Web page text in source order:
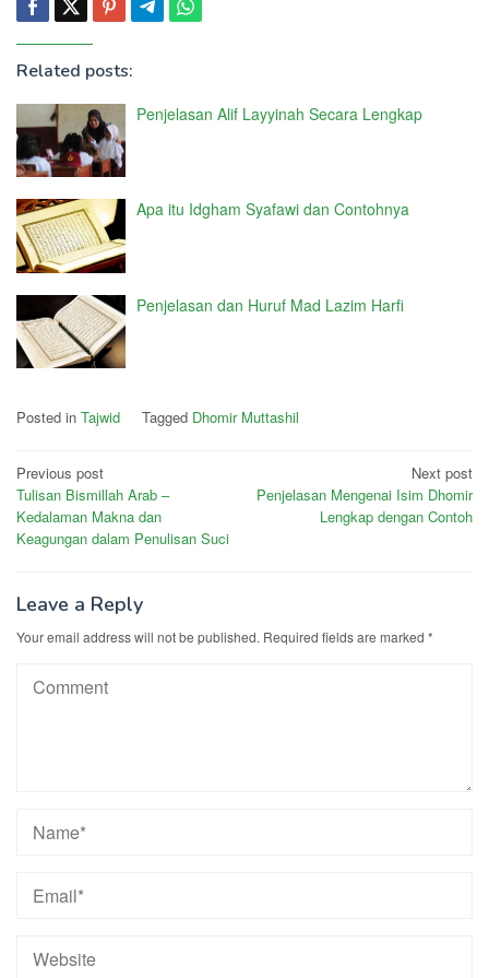
Related posts:
Penjelasan Alif Layyinah Secara Lengkap
Apa itu Idgham Syafawi dan Contohnya
Penjelasan dan Huruf Mad Lazim Harfi
Posted in Tajwid Tagged Dhomir Muttashil
Post
navigation
Previous post
Tulisan Bismillah Arab –
Kedalaman Makna dan
Keagungan dalam Penulisan Suci
Next post
Penjelasan Mengenai Isim Dhomir
Lengkap dengan Contoh
Leave a Reply
Your email address will not be published. Required fields are marked *